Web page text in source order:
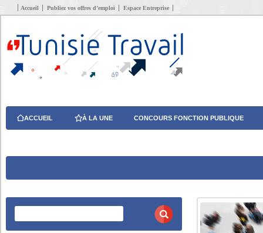
Accueil Publiez vos offres d’emploi Espace Entreprise
ACCUEIL À LA UNE CONCOURS FONCTION PUBLIQUE